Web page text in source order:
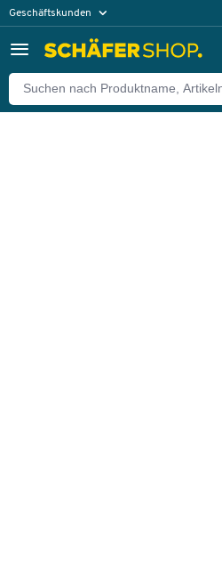
Geschäftskunden
Zurück